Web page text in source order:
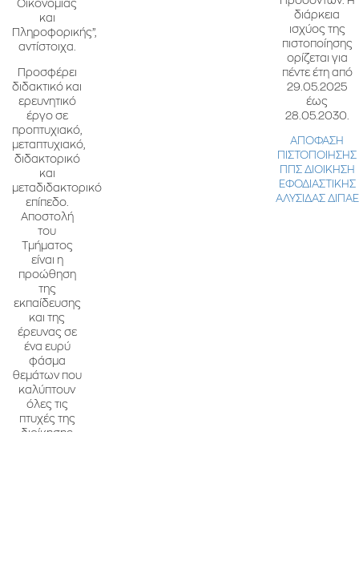
Οικονομίας
και
Πληροφορικής”,
αντίστοιχα.
Προσφέρει
διδακτικό και
ερευνητικό
έργο σε
προπτυχιακό,
μεταπτυχιακό,
διδακτορικό
και
μεταδιδακτορικό
επίπεδο.
Αποστολή
του
Τμήματος
είναι η
προώθηση
της
εκπαίδευσης
και της
έρευνας σε
ένα ευρύ
φάσμα
θεμάτων που
καλύπτουν
όλες τις
πτυχές της
διοίκησης
διάρκεια
ισχύος της
πιστοποίησης
ορίζεται για
πέντε έτη από
29.05.2025
έως
28.05.2030.
ΑΠΟΦΑΣΗ
ΠΙΣΤΟΠΟΙΗΣΗΣ
ΠΠΣ ΔΙΟΙΚΗΣΗ
ΕΦΟΔΙΑΣΤΙΚΗΣ
ΑΛΥΣΙΔΑΣ ΔΙΠΑΕ